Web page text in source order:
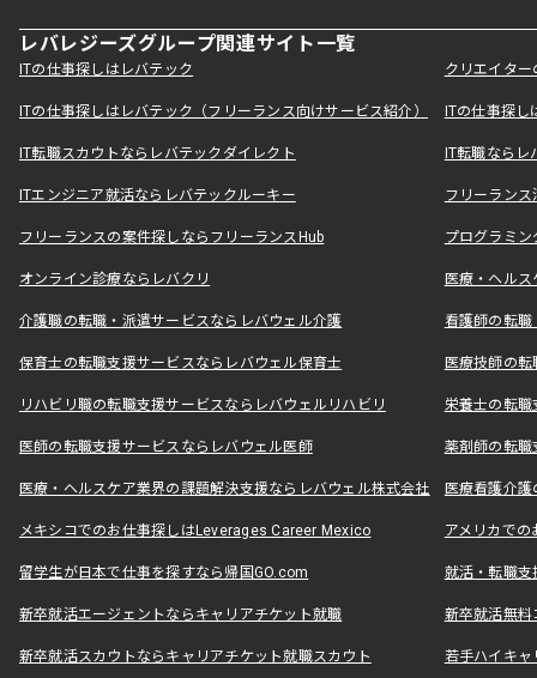
レバレジーズグループ関連サイト一覧
ITの仕事探しはレバテック クリエイタ
ITの仕事探しはレバテック（フリーランス向けサービス紹介） ITの仕事探
IT転職スカウトならレバテックダイレクト IT転職なら
ITエンジニア就活ならレバテックルーキー フリーラン
フリーランスの案件探しならフリーランスHub プログラミ
オンライン診療ならレバクリ 医療・ヘル
介護職の転職・派遣サービスならレバウェル介護 看護師の転
保育士の転職支援サービスならレバウェル保育士 医療技師の
リハビリ職の転職支援サービスならレバウェルリハビリ 栄養士の転
医師の転職支援サービスならレバウェル医師 薬剤師の転
医療・ヘルスケア業界の課題解決支援ならレバウェル株式会社 医療看護介
メキシコでのお仕事探しはLeverages Career Mexico アメリカで
留学生が日本で仕事を探すなら帰国GO.com 就活・転職
新卒就活エージェントならキャリアチケット就職 新卒就活無料
新卒就活スカウトならキャリアチケット就職スカウト 若手ハイキ